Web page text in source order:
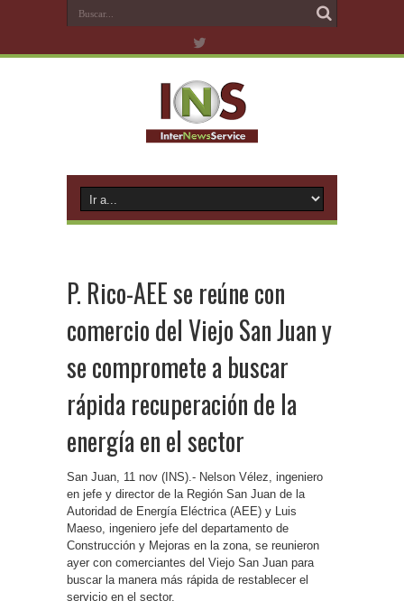
P. Rico-AEE se reúne con
comercio del Viejo San Juan y
se compromete a buscar
rápida recuperación de la
energía en el sector
San Juan, 11 nov (INS).- Nelson Vélez, ingeniero
en jefe y director de la Región San Juan de la
Autoridad de Energía Eléctrica (AEE) y Luis
Maeso, ingeniero jefe del departamento de
Construcción y Mejoras en la zona, se reunieron
ayer con comerciantes del Viejo San Juan para
buscar la manera más rápida de restablecer el
servicio en el sector.